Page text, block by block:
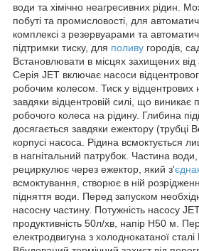
води та хімічно неагресивних рідин.
побуті та промисловості, для
комплексі з резервуарами та
підтримки тиску, для поливу городів,
Встановлювати в місцях захищених
Серія JET включає насоси
робочим колесом. Тиск у відцентрових
завдяки відцентровій силі, що виникає
робочого колеса на рідину. Глибина
досягається завдяки ежектору (трубці
корпусі насоса. Рідина всмоктується
в нагнітальний патрубок. Частина
рециркулює через ежектор, який з'
всмоктування, створює в ній
підняття води. Перед запуском
насосну частину. Потужність насосу
продуктивність 50л/хв, напір H50 м.
електродвигуна з холоднокатаної